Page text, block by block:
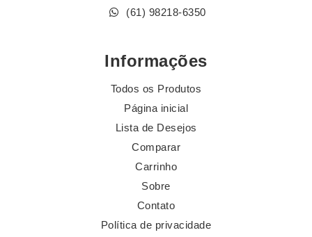
(61) 98218-6350
Informações
Todos os Produtos
Página inicial
Lista de Desejos
Comparar
Carrinho
Sobre
Contato
Política de privacidade